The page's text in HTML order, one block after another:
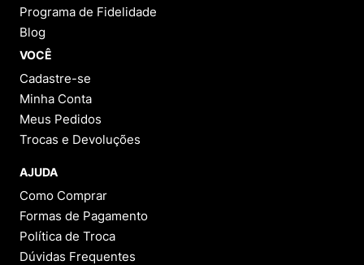
Programa de Fidelidade
Blog
VOCÊ
Cadastre-se
Minha Conta
Meus Pedidos
Trocas e Devoluções
AJUDA
Como Comprar
Formas de Pagamento
Política de Troca
Dúvidas Frequentes